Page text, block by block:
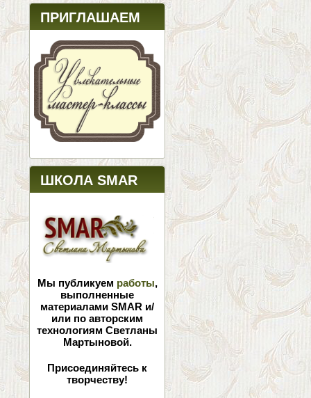
ПРИГЛАШАЕМ
ШКОЛА SMAR
Мы публикуем работы,
выполненные
материалами SMAR и/
или по авторским
технологиям Светланы
Мартыновой.
Присоединяйтесь к
творчеству!